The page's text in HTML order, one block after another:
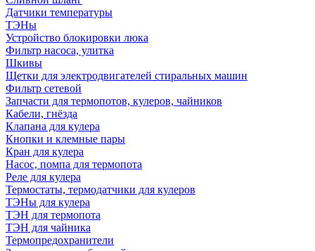
Датчики температуры
ТЭНы
Устройство блокировки люка
Фильтр насоса, улитка
Шкивы
Щетки для электродвигателей стиральных машин
Фильтр сетевой
Запчасти для термопотов, кулеров, чайников
Кабели, гнёзда
Клапана для кулера
Кнопки и клемные пары
Кран для кулера
Насос, помпа для термопота
Реле для кулера
Термостаты, термодатчики для кулеров
ТЭНы для кулера
ТЭН для термопота
ТЭН для чайника
Термопредохранители